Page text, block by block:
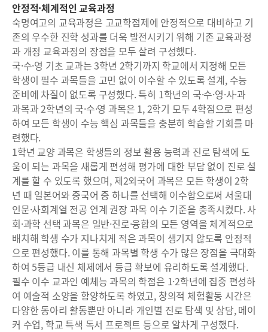
안정적·체계적인 교육과정
숙명여고의 교육과정은 고교학점제에 안정적으로 대비하고 기
존의 우수한 진학 성과를 더욱 발전시키기 위해 기존 교육과정
과 개정 교육과정의 장점을 모두 살려 구성했다.
국·수·영 기초 교과는 3학년 2학기까지 학교에서 지정해 모든
학생이 필수 과목들을 고민 없이 이수할 수 있도록 설계, 수능
준비에 차질이 없도록 구성했다. 특히 1학년의 국·수·영·사·과
과목과 2학년의 국·수·영 과목은 1, 2학기 모두 4학점으로 편성
하여 모든 학생이 수능 핵심 과목들을 충분히 학습할 기회를 마
련했다.
1학년 교양 과목은 학생들의 정보 활용 능력과 진로 탐색에 도
움이 되는 과목을 새롭게 편성해 평가에 대한 부담 없이 진로 설
계를 할 수 있도록 했으며, 제2외국어 과목은 모든 학생이 2학
년 때 일본어와 중국어 중 하나를 선택해 이수함으로써 서울대
인문·사회계열 전공 연계 권장 과목 이수 기준을 충족시켰다. 사
회·과학 선택 과목은 일반·진로·융합의 모든 영역을 체계적으로
배치해 학생 수가 지나치게 적은 과목이 생기지 않도록 안정적
으로 편성했다. 이를 통해 과목별 학생 수가 많은 장점을 극대화
하여 5등급 내신 체제에서 등급 확보에 유리하도록 설계했다.
필수 이수 교과인 예체능 과목의 학점은 1·2학년에 집중 편성하
여 예술적 소양을 함양하도록 하였고, 창의적 체험활동 시간은
다양한 동아리 활동뿐만 아니라 개인별 진로 탐색 및 상담, 메이
커 수업, 학교 특색 독서 프로젝트 등으로 알차게 구성했다.